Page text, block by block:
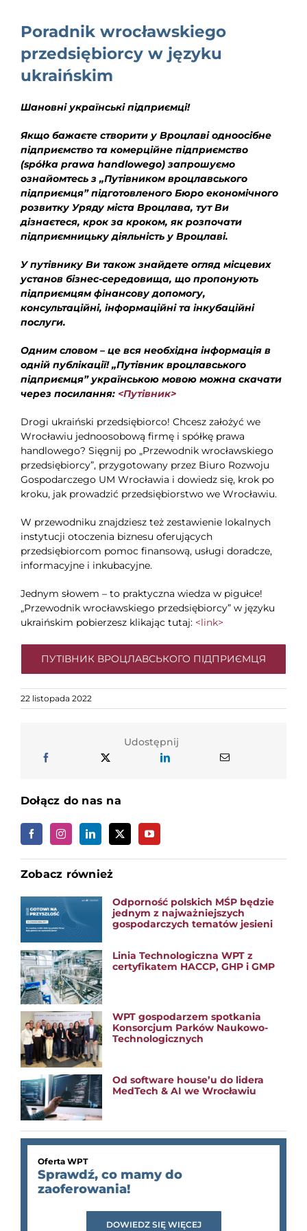
NEWS
BLOG
Poradnik wrocławskiego
przedsiębiorcy w języku
ukraińskim
Шановні українські підприємці!
Якщо бажаєте створити у Вроцлаві одноосібне
підприємство та комерційне підприємство
(spółka prawa handlowego) запрошуємо
ознайомтесь з „Путівником вроцлавського
підприємця” підготовленого Бюро економічного
розвитку Уряду міста Вроцлава, тут Ви
дізнаєтеся, крок за кроком, як розпочати
підприємницьку діяльність у Вроцлаві.
У путівнику Ви також знайдете огляд місцевих
установ бізнес-середовища, що пропонують
підприємцям фінансову допомогу,
консультаційні, інформаційні та інкубаційні
послуги.
Одним словом – це вся необхідна інформація в
одній публікації! „Путівник вроцлавського
підприємця” українською мовою можна скачати
через посилання: <Путівник>
Drogi ukraiński przedsiębiorco! Chcesz założyć we
Wrocławiu jednoosobową firmę i spółkę prawa
handlowego? Sięgnij po „Przewodnik wrocławskiego
przedsiębiorcy”, przygotowany przez Biuro Rozwoju
Gospodarczego UM Wrocławia i dowiedz się, krok po
kroku, jak prowadzić przedsiębiorstwo we Wrocławiu.
W przewodniku znajdziesz też zestawienie lokalnych
instytucji otoczenia biznesu oferujących
przedsiębiorcom pomoc finansową, usługi doradcze,
informacyjne i inkubacyjne.
Jednym słowem – to praktyczna wiedza w pigułce!
„Przewodnik wrocławskiego przedsiębiorcy” w języku
ukraińskim pobierzesz klikając tutaj: <link>
ПУТІВНИК ВРОЦЛАВСЬКОГО ПІДПРИЄМЦЯ
22 listopada 2022
Udostępnij
Dołącz do nas na
Zobacz również
Odporność polskich MŚP będzie
jednym z najważniejszych
gospodarczych tematów jesieni
Linia Technologiczna WPT z
certyfikatem HACCP, GHP i GMP
WPT gospodarzem spotkania
Konsorcjum Parków Naukowo-
Technologicznych
Od software house’u do lidera
MedTech & AI we Wrocławiu
Oferta WPT
Sprawdź, co mamy do
zaoferowania!
DOWIEDZ SIĘ WIĘCEJ